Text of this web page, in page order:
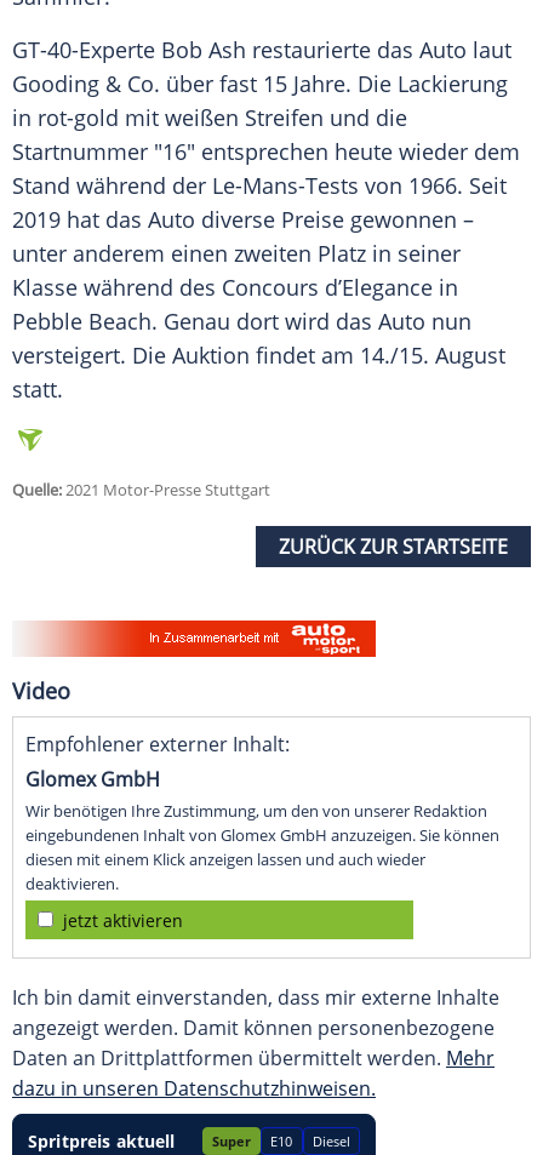
GT-40-Experte Bob Ash restaurierte das Auto laut
Gooding & Co. über fast 15 Jahre. Die Lackierung
in rot-gold mit weißen Streifen und die
Startnummer "16" entsprechen heute wieder dem
Stand während der Le-Mans-Tests von 1966. Seit
2019 hat das Auto diverse Preise gewonnen –
unter anderem einen zweiten Platz in seiner
Klasse während des Concours d’Elegance in
Pebble Beach. Genau dort wird das Auto nun
versteigert. Die Auktion findet am 14./15. August
statt.
Quelle:2021 Motor-Presse Stuttgart
ZURÜCK ZUR STARTSEITE
Video
Empfohlener externer Inhalt:
Glomex GmbH
Wir benötigen Ihre Zustimmung, um den von unserer Redaktion
eingebundenen Inhalt von Glomex GmbH anzuzeigen. Sie können
diesen mit einem Klick anzeigen lassen und auch wieder
deaktivieren.
jetzt aktivieren
Ich bin damit einverstanden, dass mir externe Inhalte
angezeigt werden. Damit können personenbezogene
Daten an Drittplattformen übermittelt werden. Mehr
dazu in unseren Datenschutzhinweisen.